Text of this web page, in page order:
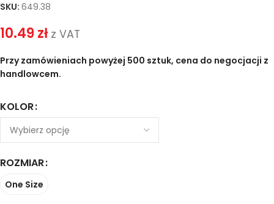
SKU: 649.38
10.49zł z VAT
Przy zamówieniach powyżej 500 sztuk, cena do negocjacji z
handlowcem.
KOLOR
ROZMIAR
One Size